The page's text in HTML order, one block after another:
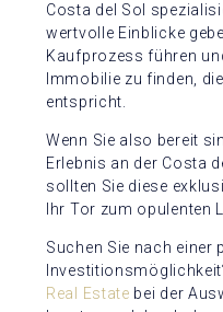
Costa del Sol
wertvolle Einblicke
Kaufprozess führen
Immobilie zu finden,
entspricht.
Wenn Sie also bereit
Erlebnis an der Costa
sollten Sie diese
Ihr Tor zum opulenten
Suchen Sie nach einer
Real Estate bei der